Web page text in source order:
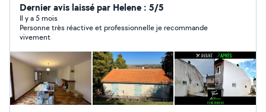
fuite urgente Pose de bâche Travaux de rénovation de
couverture Tous travaux de zinguerie Déplacement
24/24 7j/7 Peinture intérieur extérieur façade pignon
muret Demoussage toiture Nettoyage de façade muret
dallage Pose d'hydrofuge colorée et incolore Travaux de
maçonnerie ESPACE VERT taille d'arbres de haies
Élagage à la nacelle évacuation des déchets verts
Travaux soigné et garantie
Dernier avis laissé par Helene : 5/5
Il y a 5 mois
Personne très réactive et professionnelle je recommande
vivement